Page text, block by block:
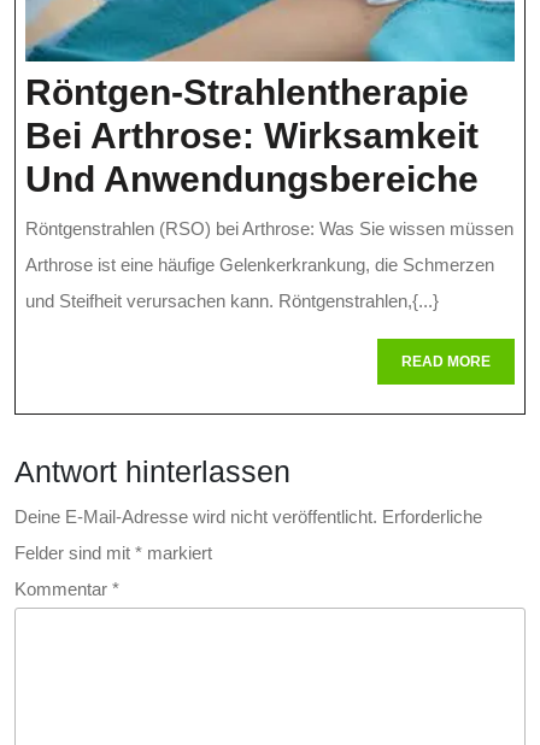
Röntgen-Strahlentherapie
Bei Arthrose: Wirksamkeit
Und Anwendungsbereiche
Bei
Röntgenstrahlen (RSO) bei Arthrose: Was Sie wissen müssen
Arthrose ist eine häufige Gelenkerkrankung, die Schmerzen
und Steifheit verursachen kann. Röntgenstrahlen,{...}
READ MOREREAD
MORE
Antwort hinterlassen
Deine E-Mail-Adresse wird nicht veröffentlicht. Erforderliche
Felder sind mit * markiert
Kommentar *